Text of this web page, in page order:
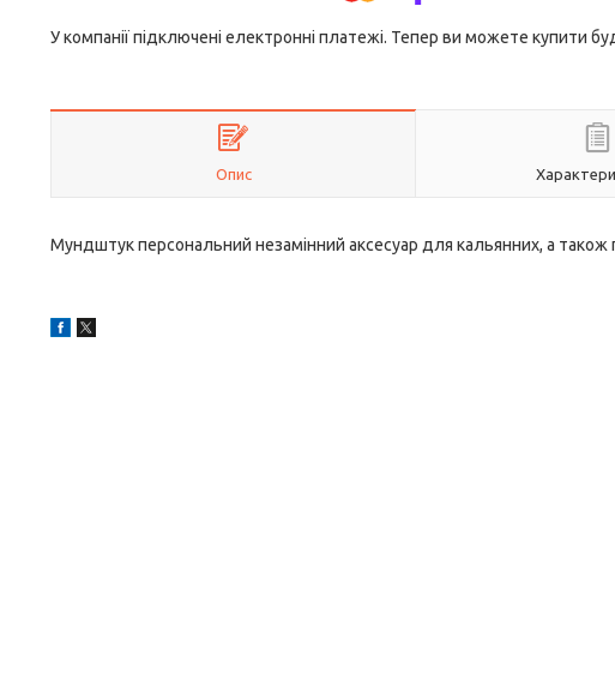
У компанії підключені електронні платежі. Тепер ви можете купити
Опис
Мундштук персональний незамінний аксесуар для кальянних, а також